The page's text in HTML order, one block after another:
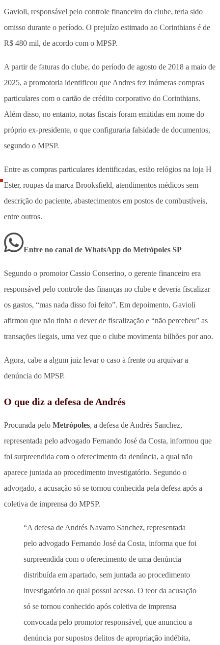
Gavioli, responsável pelo controle financeiro do clube, teria sido
omisso durante o período. O prejuízo estimado ao Corinthians é de
R$ 480 mil, de acordo com o MPSP.
A partir de faturas do clube, do período de agosto de 2018 a maio de
2025, a promotoria identificou que Andres fez inúmeras compras
particulares com o cartão de crédito corporativo do Corinthians.
Além disso, no entanto, notas fiscais foram emitidas em nome do
próprio ex-presidente, o que configuraria falsidade de documentos,
segundo o MPSP.
Entre as compras particulares identificadas, estão relógios na loja H
Ester, roupas da marca Brooksfield, atendimentos médicos sem
descrição do paciente, abastecimentos em postos de combustíveis,
entre outros.
Entre no canal de WhatsApp do Metrópoles SP
Segundo o promotor Cassio Conserino, o gerente financeiro era
responsável pelo controle das finanças no clube e deveria fiscalizar
os gastos, “mas nada disso foi feito”. Em depoimento, Gavioli
afirmou que não tinha o dever de fiscalização e “não percebeu” as
transações ilegais, uma vez que o clube movimenta bilhões por ano.
Agora, cabe a algum juiz levar o caso à frente ou arquivar a
denúncia do MPSP.
O que diz a defesa de Andrés
Procurada pelo Metrópoles, a defesa de Andrés Sanchez,
representada pelo advogado Fernando José da Costa, informou que
foi surpreendida com o oferecimento da denúncia, a qual não
aparece juntada ao procedimento investigatório. Segundo o
advogado, a acusação só se tornou conhecida pela defesa após a
coletiva de imprensa do MPSP.
“A defesa de Andrés Navarro Sanchez, representada
pelo advogado Fernando José da Costa, informa que foi
surpreendida com o oferecimento de uma denúncia
distribuída em apartado, sem juntada ao procedimento
investigatório ao qual possui acesso. O teor da acusação
só se tornou conhecido após coletiva de imprensa
convocada pelo promotor responsável, que anunciou a
denúncia por supostos delitos de apropriação indébita,